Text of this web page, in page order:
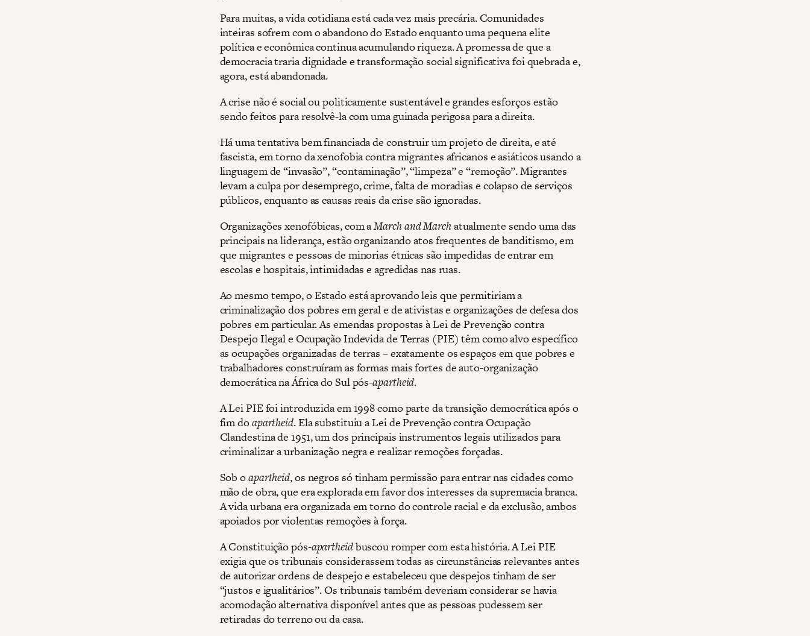
Para muitas, a vida cotidiana está cada vez mais precária. Comunidades
inteiras sofrem com o abandono do Estado enquanto uma pequena elite
política e econômica continua acumulando riqueza. A promessa de que a
democracia traria dignidade e transformação social significativa foi quebrada e,
agora, está abandonada.
A crise não é social ou politicamente sustentável e grandes esforços estão
sendo feitos para resolvê-la com uma guinada perigosa para a direita.
Há uma tentativa bem financiada de construir um projeto de direita, e até
fascista, em torno da xenofobia contra migrantes africanos e asiáticos usando a
linguagem de “invasão”, “contaminação”, “limpeza” e “remoção”. Migrantes
levam a culpa por desemprego, crime, falta de moradias e colapso de serviços
públicos, enquanto as causas reais da crise são ignoradas.
Organizações xenofóbicas, com aMarch and Marchatualmente sendo uma das
principais na liderança, estão organizando atos frequentes de banditismo, em
que migrantes e pessoas de minorias étnicas são impedidas de entrar em
escolas e hospitais, intimidadas e agredidas nas ruas.
Ao mesmo tempo, o Estado está aprovando leis que permitiriam a
criminalização dos pobres em geral e de ativistas e organizações de defesa dos
pobres em particular. As emendas propostas à Lei de Prevenção contra
Despejo Ilegal e Ocupação Indevida de Terras (PIE) têm como alvo específico
as ocupações organizadas de terras – exatamente os espaços em que pobres e
trabalhadores construíram as formas mais fortes de auto-organização
democrática na África do Sul pós-apartheid.
A Lei PIE foi introduzida em 1998 como parte da transição democrática após o
fim doapartheid. Ela substituiu a Lei de Prevenção contra Ocupação
Clandestina de 1951, um dos principais instrumentos legais utilizados para
criminalizar a urbanização negra e realizar remoções forçadas.
Sob oapartheid, os negros só tinham permissão para entrar nas cidades como
mão de obra, que era explorada em favor dos interesses da supremacia branca.
A vida urbana era organizada em torno do controle racial e da exclusão, ambos
apoiados por violentas remoções à força.
A Constituição pós-apartheidbuscou romper com esta história. A Lei PIE
exigia que os tribunais considerassem todas as circunstâncias relevantes antes
de autorizar ordens de despejo e estabeleceu que despejos tinham de ser
“justos e igualitários”. Os tribunais também deveriam considerar se havia
acomodação alternativa disponível antes que as pessoas pudessem ser
retiradas do terreno ou da casa.